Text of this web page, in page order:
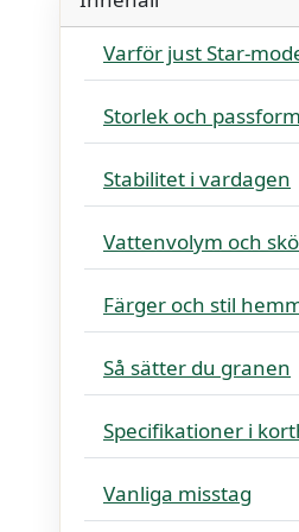
Varför just Star-
Storlek och passform
Stabilitet i vardagen
Vattenvolym och
Färger och stil
Så sätter du granen
Specifikationer i
Vanliga misstag